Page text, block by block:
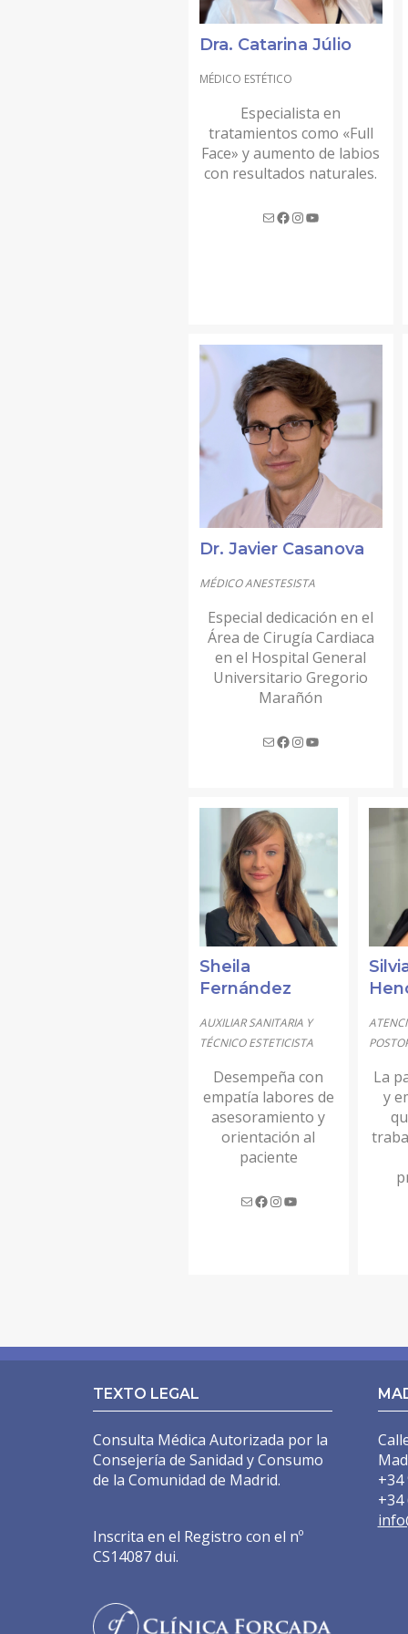
CIRUGÍA BARIÁTRICA
CIRUGÍA ÍNTIMA
LABIOPLASTIA Y REJUVENECIMIENTO DE LABIOS
REDUCCIÓN DE LABIOS MENORES
Dra. Catarina Júlio
MÉDICO ESTÉTICO
Especialista en
tratamientos como «Full
Face» y aumento de labios
con resultados naturales.
Dr. Javier Casanova
MÉDICO ANESTESISTA
Especial dedicación en el
Área de Cirugía Cardiaca
en el Hospital General
Universitario Gregorio
Marañón
Sheila
Fernández
AUXILIAR SANITARIA Y
TÉCNICO ESTETICISTA
Desempeña con
empatía labores de
asesoramiento y
orientación al
paciente
La
y
TEXTO LEGAL
Consulta Médica Autorizada por la
Consejería de Sanidad y Consumo
de la Comunidad de Madrid.
Inscrita en el Registro con el nº
CS14087 dui.
+34
+34